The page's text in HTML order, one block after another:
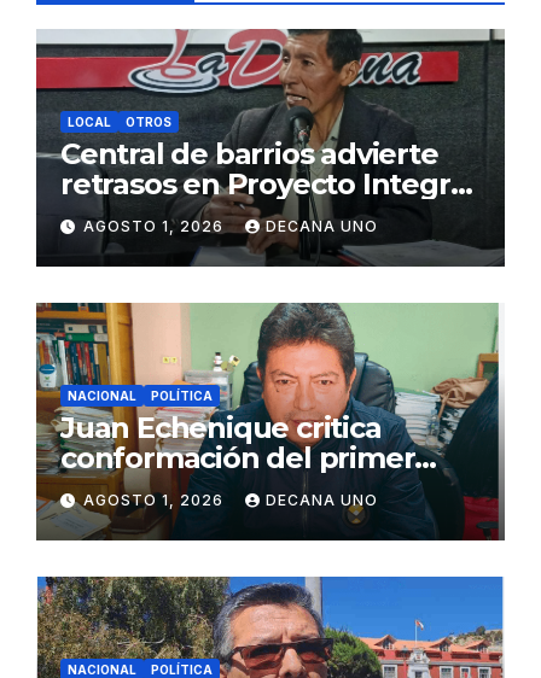
LOCAL OTROS
Central de barrios advierte
retrasos en Proyecto Integral
de Agua y Alcantarillado para
Juliaca
AGOSTO 1, 2026 DECANA UNO
NACIONAL POLÍTICA
Juan Echenique critica
conformación del primer
gabinete ministerial de Keiko
Fujimori
AGOSTO 1, 2026 DECANA UNO
NACIONAL POLÍTICA